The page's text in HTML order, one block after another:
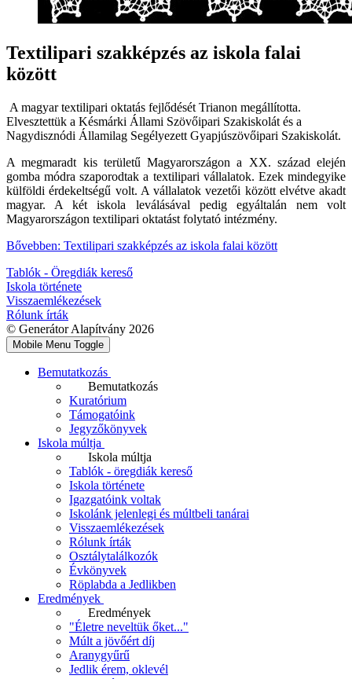
Textilipari szakképzés az iskola falai
között
A magyar textilipari oktatás fejlődését Trianon megállította.
Elvesztettük a Késmárki Állami Szövőipari Szakiskolát és a
Nagydisznódi Államilag Segélyezett Gyapjúszövőipari Szakiskolát.
A megmaradt kis területű Magyarországon a XX. század elején
gomba módra szaporodtak a textilipari vállalatok. Ezek mindegyike
külföldi érdekeltségű volt. A vállalatok vezetői között elvétve akadt
magyar. A két iskola leválásával pedig egyáltalán nem volt
Magyarországon textilipari oktatást folytató intézmény.
Bővebben: Textilipari szakképzés az iskola falai között
Tablók - Öregdiák kereső
Iskola története
Visszaemlékezések
Rólunk írták
© Generátor Alapítvány 2026
Mobile Menu Toggle
Bemutatkozás
Bemutatkozás
Kuratórium
Támogatóink
Jegyzőkönyvek
Iskola múltja
Iskola múltja
Tablók - öregdiák kereső
Iskola története
Igazgatóink voltak
Iskolánk jelenlegi és múltbeli tanárai
Visszaemlékezések
Rólunk írták
Osztálytalálkozók
Évkönyvek
Röplabda a Jedlikben
Eredmények
Eredmények
"Életre neveltük őket..."
Múlt a jövőért díj
Aranygyűrű
Jedlik érem, oklevél